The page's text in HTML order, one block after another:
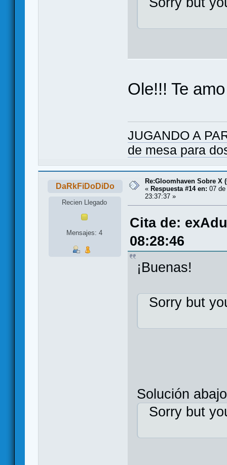
Ole!!! Te amo
JUGANDO A
de mesa para
DaRkFiDoDiDo
Recien Llegado
Mensajes: 4
Re:Gloomhaven Sobre X
« Respuesta #14 en: 07
23:37:37 »
Cita de:
08:28:46
¡Buenas!
Sorry but
Solución
Sorry but